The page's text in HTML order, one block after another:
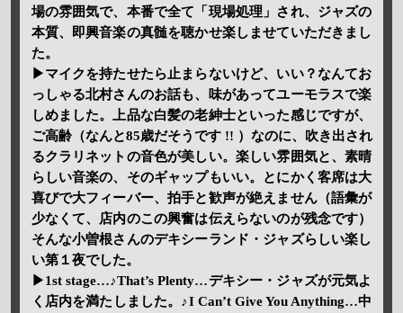
場の雰囲気で、本番で全て「現場処理」され、ジャズの
本質、即興音楽の真髄を聴かせ楽しませていただきまし
た。
▶マイクを持たせたら止まらないけど、いい？なんてお
っしゃる北村さんのお話も、味があってユーモラスで楽
しめました。上品な白髪の老紳士といった感じですが、
ご高齢（なんと85歳だそうです !! ）なのに、吹き出され
るクラリネットの音色が美しい。楽しい雰囲気と、素晴
らしい音楽の、そのギャップもいい。とにかく客席は大
喜びで大フィーバー、拍手と歓声が絶えません（語彙が
少なくて、店内のこの興奮は伝えらないのが残念です）
そんな小曽根さんのデキシーランド・ジャズらしい楽し
い第１夜でした。
▶1st stage…♪That’s Plenty…デキシー・ジャズが元気よ
く店内を満たしました。♪I Can’t Give You Anything…中